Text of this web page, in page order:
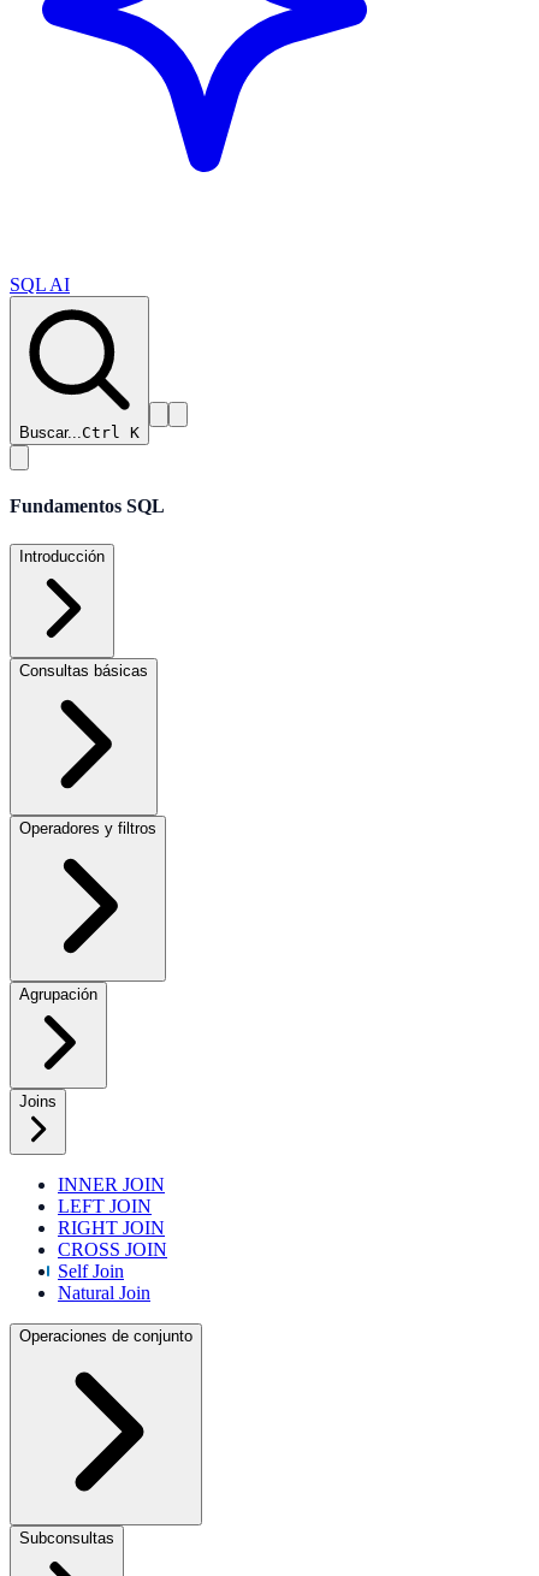
SQL AI
Buscar...Ctrl K
Fundamentos SQL
Introducción
Consultas básicas
Operadores y filtros
Agrupación
Joins
INNER JOIN
LEFT JOIN
RIGHT JOIN
CROSS JOIN
Self Join
Natural Join
Operaciones de conjunto
Subconsultas